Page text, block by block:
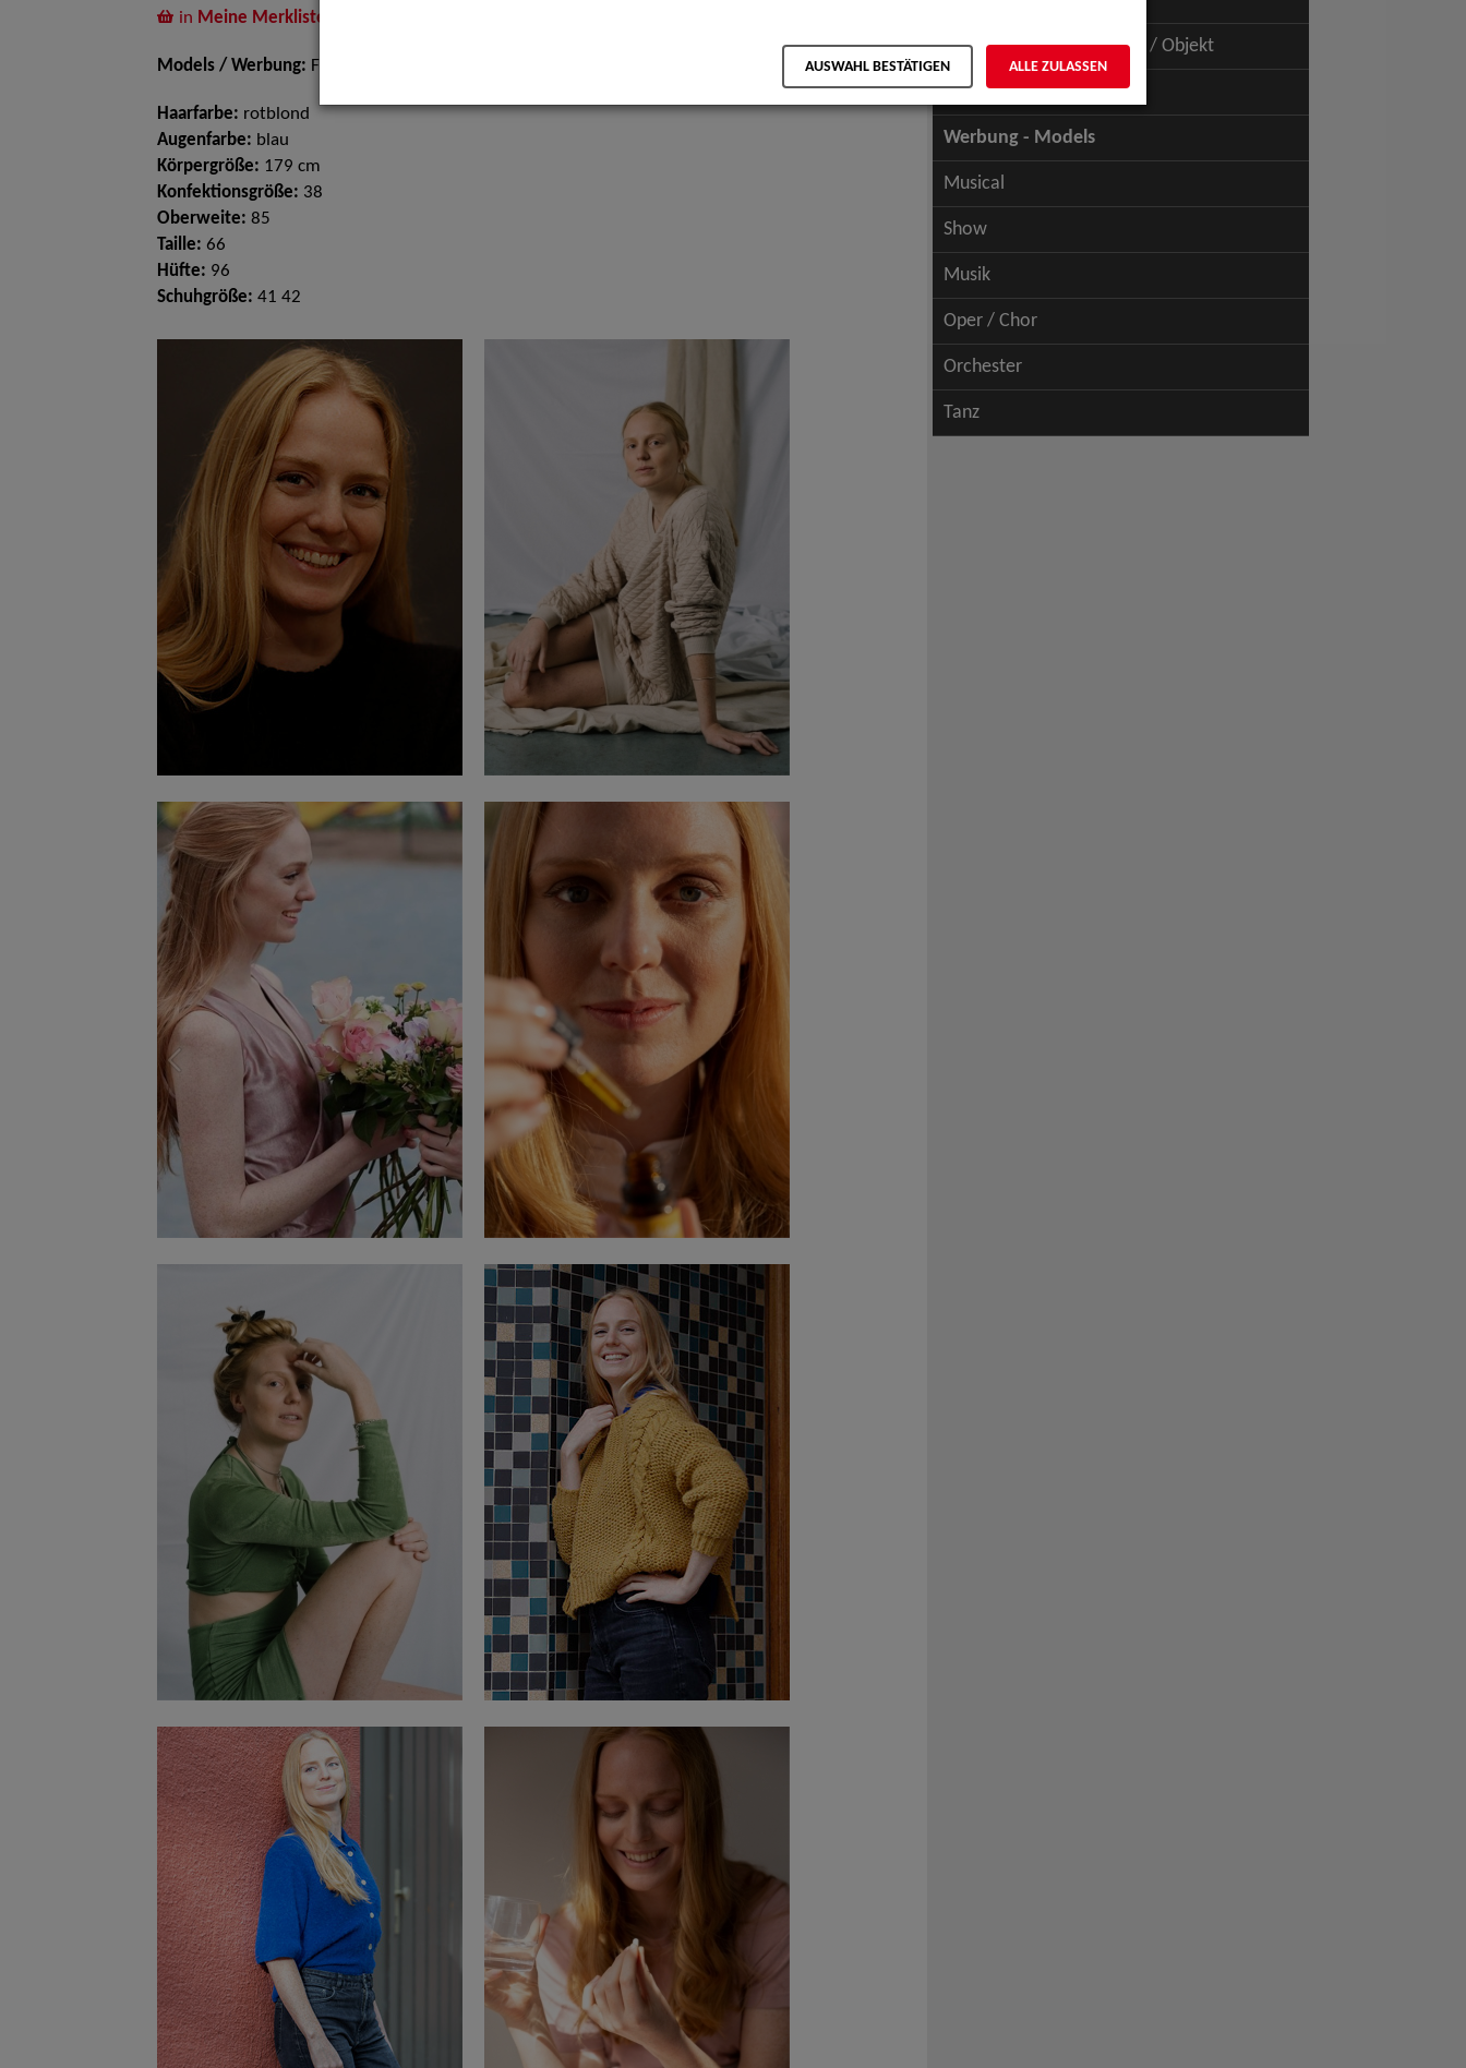
in Meine Merkliste
Models / Werbung: Fotomodell
Haarfarbe: rotblond
Augenfarbe: blau
Körpergröße: 179 cm
Konfektionsgröße: 38
Oberweite: 85
Taille: 66
Hüfte: 96
Schuhgröße: 41 42
Schauspiel - Figur / Puppe / Objekt
Werbung - Talents
Werbung - Models
Musical
Show
Musik
Oper / Chor
Orchester
Tanz
AUSWAHL BESTÄTIGEN ALLE ZULASSEN